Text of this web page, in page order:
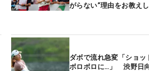
がらない”理由をお教え
ダボで流れ急変「ショッ
ボロボロに…」 渋野日